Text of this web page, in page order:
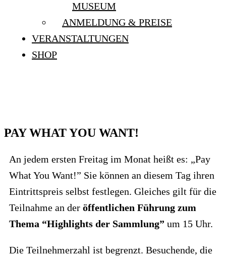
MUSEUM
ANMELDUNG & PREISE
VERANSTALTUNGEN
SHOP
PAY WHAT YOU WANT!
An jedem ersten Freitag im Monat heißt es: „Pay
What You Want!” Sie können an diesem Tag ihren
Eintrittspreis selbst festlegen. Gleiches gilt für die
Teilnahme an der öffentlichen Führung zum
Thema “Highlights der Sammlung” um 15 Uhr.
Die Teilnehmerzahl ist begrenzt. Besuchende, die